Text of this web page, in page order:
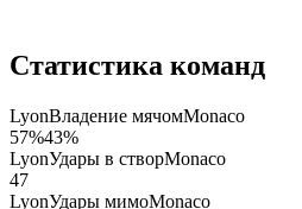
Статистика команд
LyonВладение мячомMonaco
57%43%
LyonУдары в створMonaco
47
LyonУдары мимоMonaco